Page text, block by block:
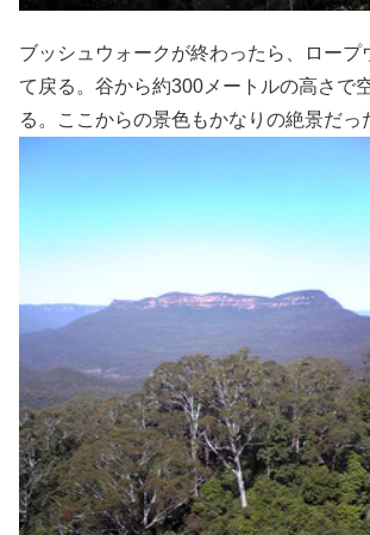
ブッシュウォークが終わったら、ロープ
て戻る。谷から約300メートルの高さで
る。ここからの景色もかなりの絶景だっ